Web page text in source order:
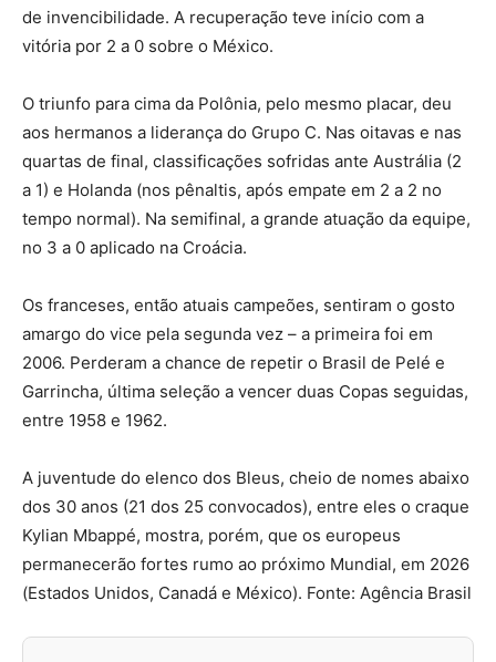
de invencibilidade. A recuperação teve início com a
vitória por 2 a 0 sobre o México.
O triunfo para cima da Polônia, pelo mesmo placar, deu
aos hermanos a liderança do Grupo C. Nas oitavas e nas
quartas de final, classificações sofridas ante Austrália (2
a 1) e Holanda (nos pênaltis, após empate em 2 a 2 no
tempo normal). Na semifinal, a grande atuação da equipe,
no 3 a 0 aplicado na Croácia.
Os franceses, então atuais campeões, sentiram o gosto
amargo do vice pela segunda vez – a primeira foi em
2006. Perderam a chance de repetir o Brasil de Pelé e
Garrincha, última seleção a vencer duas Copas seguidas,
entre 1958 e 1962.
A juventude do elenco dos Bleus, cheio de nomes abaixo
dos 30 anos (21 dos 25 convocados), entre eles o craque
Kylian Mbappé, mostra, porém, que os europeus
permanecerão fortes rumo ao próximo Mundial, em 2026
(Estados Unidos, Canadá e México). Fonte: Agência Brasil